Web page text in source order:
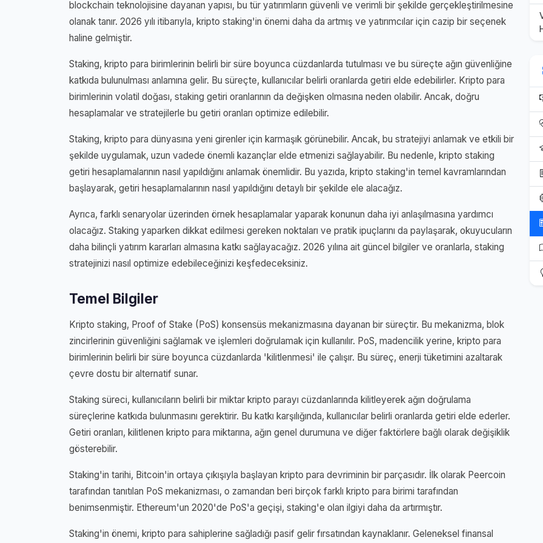
blockchain teknolojisine dayanan yapısı, bu tür yatırımların güvenli ve verimli bir şekilde gerçekleştirilmesine
olanak tanır. 2026 yılı itibarıyla, kripto staking'in önemi daha da artmış ve yatırımcılar için cazip bir seçenek
haline gelmiştir.
Staking, kripto para birimlerinin belirli bir süre boyunca cüzdanlarda tutulması ve bu süreçte ağın güvenliğine
katkıda bulunulması anlamına gelir. Bu süreçte, kullanıcılar belirli oranlarda getiri elde edebilirler. Kripto para
birimlerinin volatil doğası, staking getiri oranlarının da değişken olmasına neden olabilir. Ancak, doğru
hesaplamalar ve stratejilerle bu getiri oranları optimize edilebilir.
Staking, kripto para dünyasına yeni girenler için karmaşık görünebilir. Ancak, bu stratejiyi anlamak ve etkili bir
şekilde uygulamak, uzun vadede önemli kazançlar elde etmenizi sağlayabilir. Bu nedenle, kripto staking
getiri hesaplamalarının nasıl yapıldığını anlamak önemlidir. Bu yazıda, kripto staking'in temel kavramlarından
başlayarak, getiri hesaplamalarının nasıl yapıldığını detaylı bir şekilde ele alacağız.
Ayrıca, farklı senaryolar üzerinden örnek hesaplamalar yaparak konunun daha iyi anlaşılmasına yardımcı
olacağız. Staking yaparken dikkat edilmesi gereken noktaları ve pratik ipuçlarını da paylaşarak, okuyucuların
daha bilinçli yatırım kararları almasına katkı sağlayacağız. 2026 yılına ait güncel bilgiler ve oranlarla, staking
stratejinizi nasıl optimize edebileceğinizi keşfedeceksiniz.
Temel Bilgiler
Kripto staking, Proof of Stake (PoS) konsensüs mekanizmasına dayanan bir süreçtir. Bu mekanizma, blok
zincirlerinin güvenliğini sağlamak ve işlemleri doğrulamak için kullanılır. PoS, madencilik yerine, kripto para
birimlerinin belirli bir süre boyunca cüzdanlarda 'kilitlenmesi' ile çalışır. Bu süreç, enerji tüketimini azaltarak
çevre dostu bir alternatif sunar.
Staking süreci, kullanıcıların belirli bir miktar kripto parayı cüzdanlarında kilitleyerek ağın doğrulama
süreçlerine katkıda bulunmasını gerektirir. Bu katkı karşılığında, kullanıcılar belirli oranlarda getiri elde ederler.
Getiri oranları, kilitlenen kripto para miktarına, ağın genel durumuna ve diğer faktörlere bağlı olarak değişiklik
gösterebilir.
Staking'in tarihi, Bitcoin'in ortaya çıkışıyla başlayan kripto para devriminin bir parçasıdır. İlk olarak Peercoin
tarafından tanıtılan PoS mekanizması, o zamandan beri birçok farklı kripto para birimi tarafından
benimsenmiştir. Ethereum'un 2020'de PoS'a geçişi, staking'e olan ilgiyi daha da artırmıştır.
Staking'in önemi, kripto para sahiplerine sağladığı pasif gelir fırsatından kaynaklanır. Geleneksel finansal